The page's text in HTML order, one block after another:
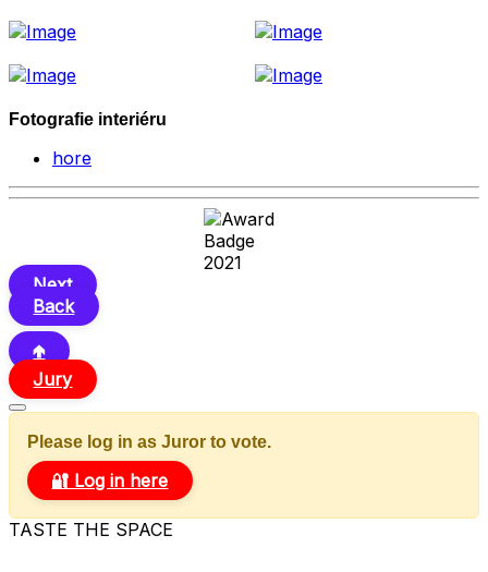
Fotografie interiéru
hore
Next
Back
🢁
Jury
Please log in as Juror to vote.
🔐 Log in here
TASTE THE SPACE